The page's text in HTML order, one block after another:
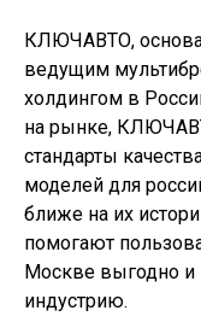
КЛЮЧАВТО,
ведущим
холдингом в
на рынке,
стандарты
моделей для
ближе на их
помогают
Москве выгодно и
индустрию.